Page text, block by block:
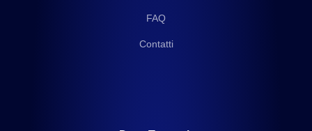
FAQ
Contatti